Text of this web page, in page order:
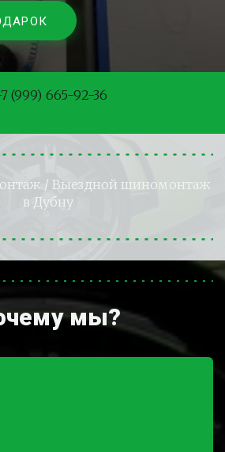
(999) 665-92-36
/ Выездной шиномонтаж
в Дубну
мы?